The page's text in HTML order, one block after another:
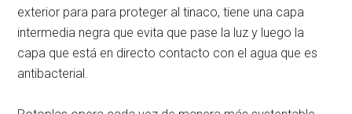
exterior para para proteger al tinaco, tiene una capa
intermedia negra que evita que pase la luz y luego la
capa que está en directo contacto con el agua que es
antibacterial.